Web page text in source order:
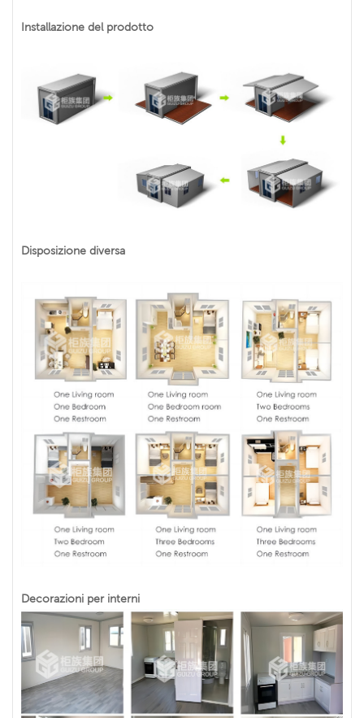
Installazione del prodotto
Disposizione diversa
Decorazioni per interni